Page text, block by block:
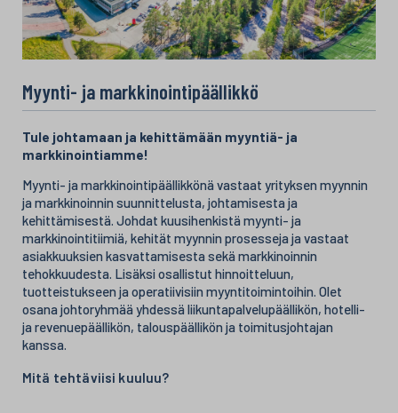
Myynti- ja markkinointipäällikkö
Tule johtamaan ja kehittämään myyntiä- ja
markkinointiamme!
Myynti- ja markkinointipäällikkönä vastaat yrityksen myynnin
ja markkinoinnin suunnittelusta, johtamisesta ja
kehittämisestä. Johdat kuusihenkistä myynti- ja
markkinointitiimiä, kehität myynnin prosesseja ja vastaat
asiakkuuksien kasvattamisesta sekä markkinoinnin
tehokkuudesta. Lisäksi osallistut hinnoitteluun,
tuotteistukseen ja operatiivisiin myyntitoimintoihin. Olet
osana johtoryhmää yhdessä liikuntapalvelupäällikön, hotelli-
ja revenuepäällikön, talouspäällikön ja toimitusjohtajan
kanssa.
Mitä tehtäviisi kuuluu?